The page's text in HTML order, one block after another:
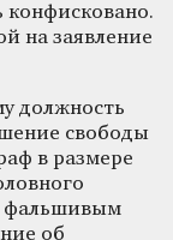
конфисковано.
на заявление
должность
свободы
в размере
фальшивым
об